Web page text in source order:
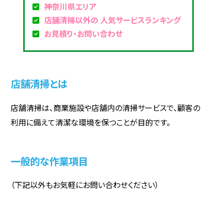
神奈川県エリア
店舗清掃以外の 人気サービスランキング
お見積り・お問い合わせ
店舗清掃とは
店舗清掃は、商業施設や店舗内の清掃サービスで、顧客の
利用に備えて清潔な環境を保つことが目的です。
一般的な作業項目
（下記以外もお気軽にお問い合わせください）